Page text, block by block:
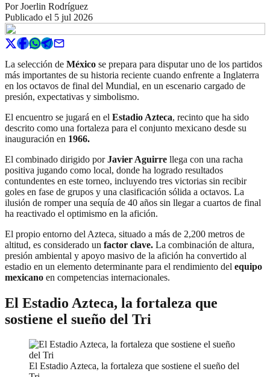
PorJoerlin Rodríguez
Publicado el 5 jul 2026
La selección de México se prepara para disputar uno de los partidos
más importantes de su historia reciente cuando enfrente a Inglaterra
en los octavos de final del Mundial, en un escenario cargado de
presión, expectativas y simbolismo.
El encuentro se jugará en el Estadio Azteca, recinto que ha sido
descrito como una fortaleza para el conjunto mexicano desde su
inauguración en 1966.
El combinado dirigido porJavier Aguirre llega con una racha
positiva jugando como local, donde ha logrado resultados
contundentes en este torneo, incluyendo tres victorias sin recibir
goles en fase de grupos y una clasificación sólida a octavos. La
ilusión de romper una sequía de 40 años sin llegar a cuartos de final
ha reactivado el optimismo en la afición.
El propio entorno del Azteca, situado a más de 2,200 metros de
altitud, es considerado un factor clave. La combinación de altura,
presión ambiental y apoyo masivo de la afición ha convertido al
estadio en un elemento determinante para el rendimiento del equipo
mexicano en competencias internacionales.
El Estadio Azteca, la fortaleza que
sostiene el sueño del Tri
El Estadio Azteca, la fortaleza que sostiene el sueño del